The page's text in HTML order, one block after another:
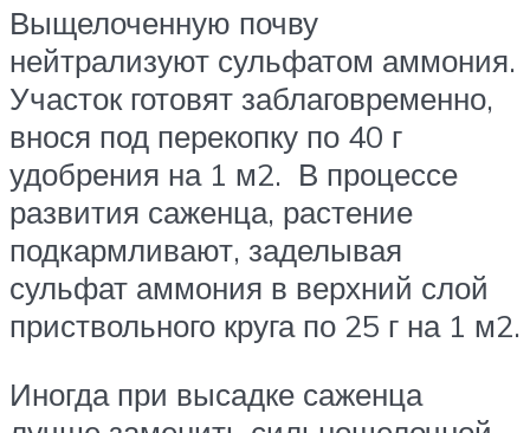
Выщелоченную почву
нейтрализуют сульфатом аммония.
Участок готовят заблаговременно,
внося под перекопку по 40 г
удобрения на 1 м2. В процессе
развития саженца, растение
подкармливают, заделывая
сульфат аммония в верхний слой
приствольного круга по 25 г на 1 м2.
Иногда при высадке саженца